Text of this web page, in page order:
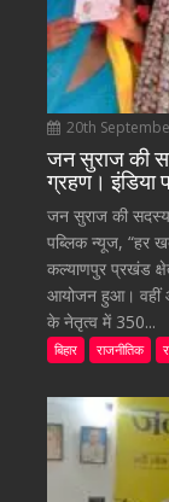
20th
जन सुराज की
ग्रहण। इंडिया
जन सुराज की
पब्लिक न्यूज, “हर
कल्याणपुर प्रखंड
आयोजन हुआ। वहीं
के नेतृत्व में 350...
बिहार राजनीतिक